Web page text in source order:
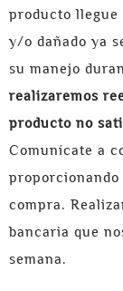
producto llegue
y/o dañado ya
su manejo
realizaremos
producto no
Comunícate a
compra.
bancaria que
semana.